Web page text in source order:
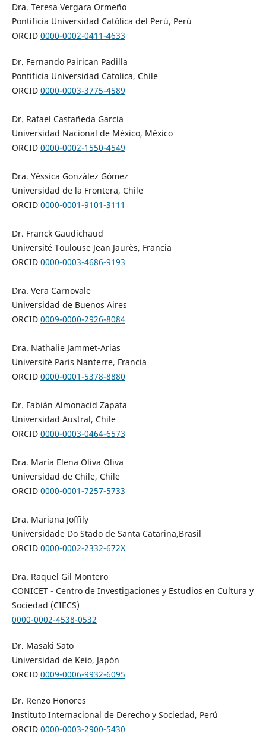
Dra. Teresa Vergara Ormeño
Pontificia Universidad Católica del Perú, Perú
ORCID 0000-0002-0411-4633
Dr. Fernando Pairican Padilla
Pontificia Universidad Catolica, Chile
ORCID 0000-0003-3775-4589
Dr. Rafael Castañeda García
Universidad Nacional de México, México
ORCID 0000-0002-1550-4549
Dra. Yéssica González Gómez
Universidad de la Frontera, Chile
ORCID 0000-0001-9101-3111
Dr. Franck Gaudichaud
Université Toulouse Jean Jaurès, Francia
ORCID 0000-0003-4686-9193
Dra. Vera Carnovale
Universidad de Buenos Aires
ORCID 0009-0000-2926-8084
Dra. Nathalie Jammet-Arias
Université Paris Nanterre, Francia
ORCID 0000-0001-5378-8880
Dr. Fabián Almonacid Zapata
Universidad Austral, Chile
ORCID 0000-0003-0464-6573
Dra. María Elena Oliva Oliva
Universidad de Chile, Chile
ORCID 0000-0001-7257-5733
Dra. Mariana Joffily
Universidade Do Stado de Santa Catarina,Brasil
ORCID 0000-0002-2332-672X
Dra. Raquel Gil Montero
CONICET - Centro de Investigaciones y Estudios en Cultura y
Sociedad (CIECS)
0000-0002-4538-0532
Dr. Masaki Sato
Universidad de Keio, Japón
ORCID 0009-0006-9932-6095
Dr. Renzo Honores
Instituto Internacional de Derecho y Sociedad, Perú
ORCID 0000-0003-2900-5430